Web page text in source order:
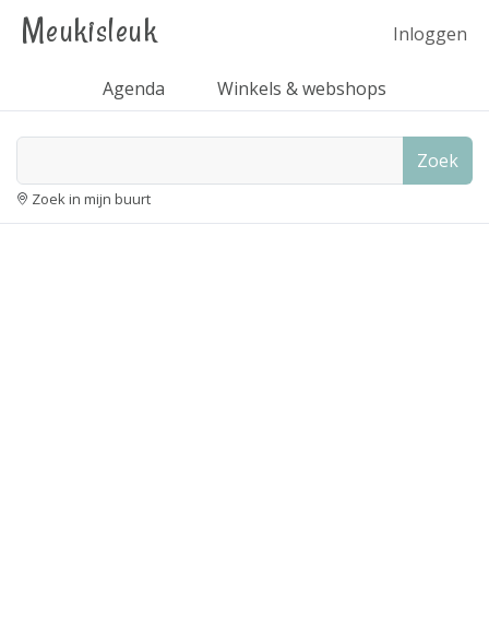
Meukisleuk Inloggen
Agenda Winkels & webshops
Zoek
Zoek in mijn buurt